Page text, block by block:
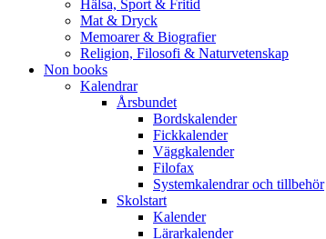
Hälsa, Sport & Fritid
Mat & Dryck
Memoarer & Biografier
Religion, Filosofi & Naturvetenskap
Non books
Kalendrar
Årsbundet
Bordskalender
Fickkalender
Väggkalender
Filofax
Systemkalendrar och tillbehör
Skolstart
Kalender
Lärarkalender